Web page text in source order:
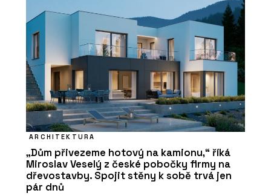
ARCHITEKTURA
„Dům přivezeme hotový na kamionu,“ říká
Miroslav Veselý z české pobočky firmy na
dřevostavby. Spojit stěny k sobě trvá jen
pár dnů